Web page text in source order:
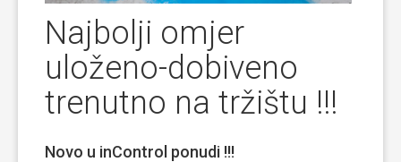
Najbolji omjer
uloženo-dobiveno
trenutno na tržištu !!!
Novo u inControl ponudi !!!